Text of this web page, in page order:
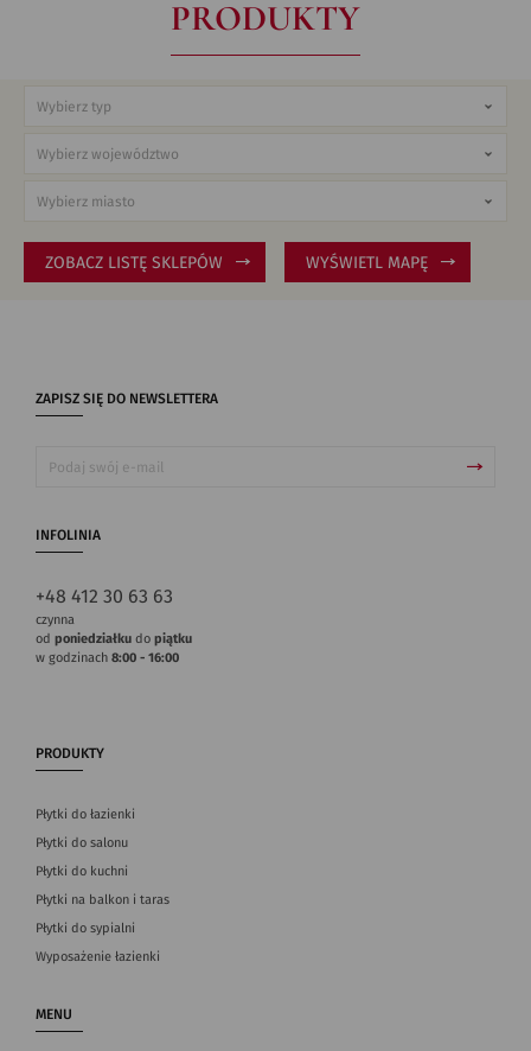
PRODUKTY
ZOBACZ LISTĘ SKLEPÓW WYŚWIETL MAPĘ
ZAPISZ SIĘ DO NEWSLETTERA
INFOLINIA
+48 412 30 63 63
czynna
od poniedziałku do piątku
w godzinach 8:00 - 16:00
PRODUKTY
Płytki do łazienki
Płytki do salonu
Płytki do kuchni
Płytki na balkon i taras
Płytki do sypialni
Wyposażenie łazienki
MENU